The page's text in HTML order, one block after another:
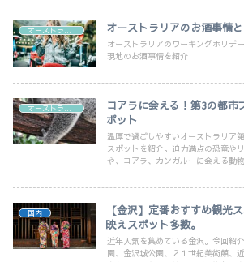
オーストラリア オーストラリアのお酒事情
オーストラリアのワーキングホリデ
現地のお酒事情を紹介
オーストラリア
コアラに会える！第3の都市
ポット
温厚で過ごしやすいオーストラリア
スポットを紹介。迫力満点の恐竜や
や、コアラ、カンガルーに会える動
国内
【金沢】定番おすすめ観光
映えスポット多数。
近年人気を集めている金沢。今回紹
園、金沢城公園、２１世紀美術館、